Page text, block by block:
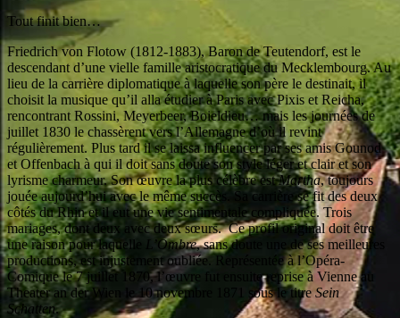
Tout finit bien…
Friedrich von Flotow (1812-1883), Baron de Teutendorf, est le
descendant d’une vielle famille aristocratique du Mecklembourg. Au
lieu de la carrière diplomatique à laquelle son père le destinait, il
choisit la musique qu’il alla étudier à Paris avec Pixis et Reicha,
rencontrant Rossini, Meyerbeer, Boieldieu… mais les journées de
juillet 1830 le chassèrent vers l’Allemagne d’où il revint
régulièrement. Plus tard il se laissa influencer par ses amis Gounod
et Offenbach à qui il doit sans doute son style léger et clair et son
lyrisme charmeur. Son œuvre la plus célèbre estMartha, toujours
jouée aujourd’hui avec le même succès. Sa carrière se fit des deux
côtés du Rhin et il eut une vie sentimentale compliquée. Trois
mariages, dont deux avec deux sœurs. Ce profil original doit être
une raison pour laquelle
L’Ombre, sans doute une de ses meilleures
productions, est injustement oubliée. Représentée à l’Opéra-
Comique le 7 juillet 1870, l’œuvre fut ensuite reprise à Vienne au
Theater an der Wien le 10 novembre 1871 sous le titreSein
Schatten.